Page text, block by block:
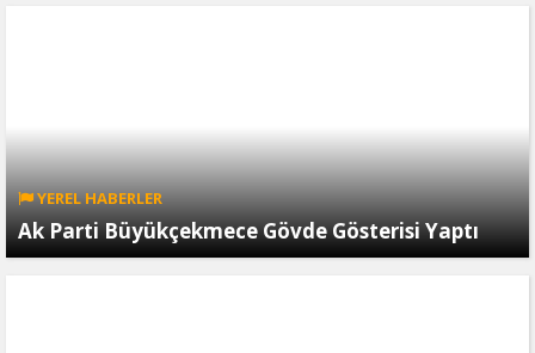
YEREL HABERLER
Ak Parti Büyükçekmece Gövde Gösterisi Yaptı